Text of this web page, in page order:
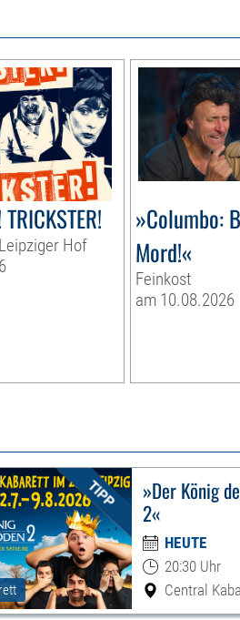
Hof
»Columbo:
Mord!«
Feinkost
am 10.08.2026
»Der König
2«
HEUTE
20:30 Uhr
Central